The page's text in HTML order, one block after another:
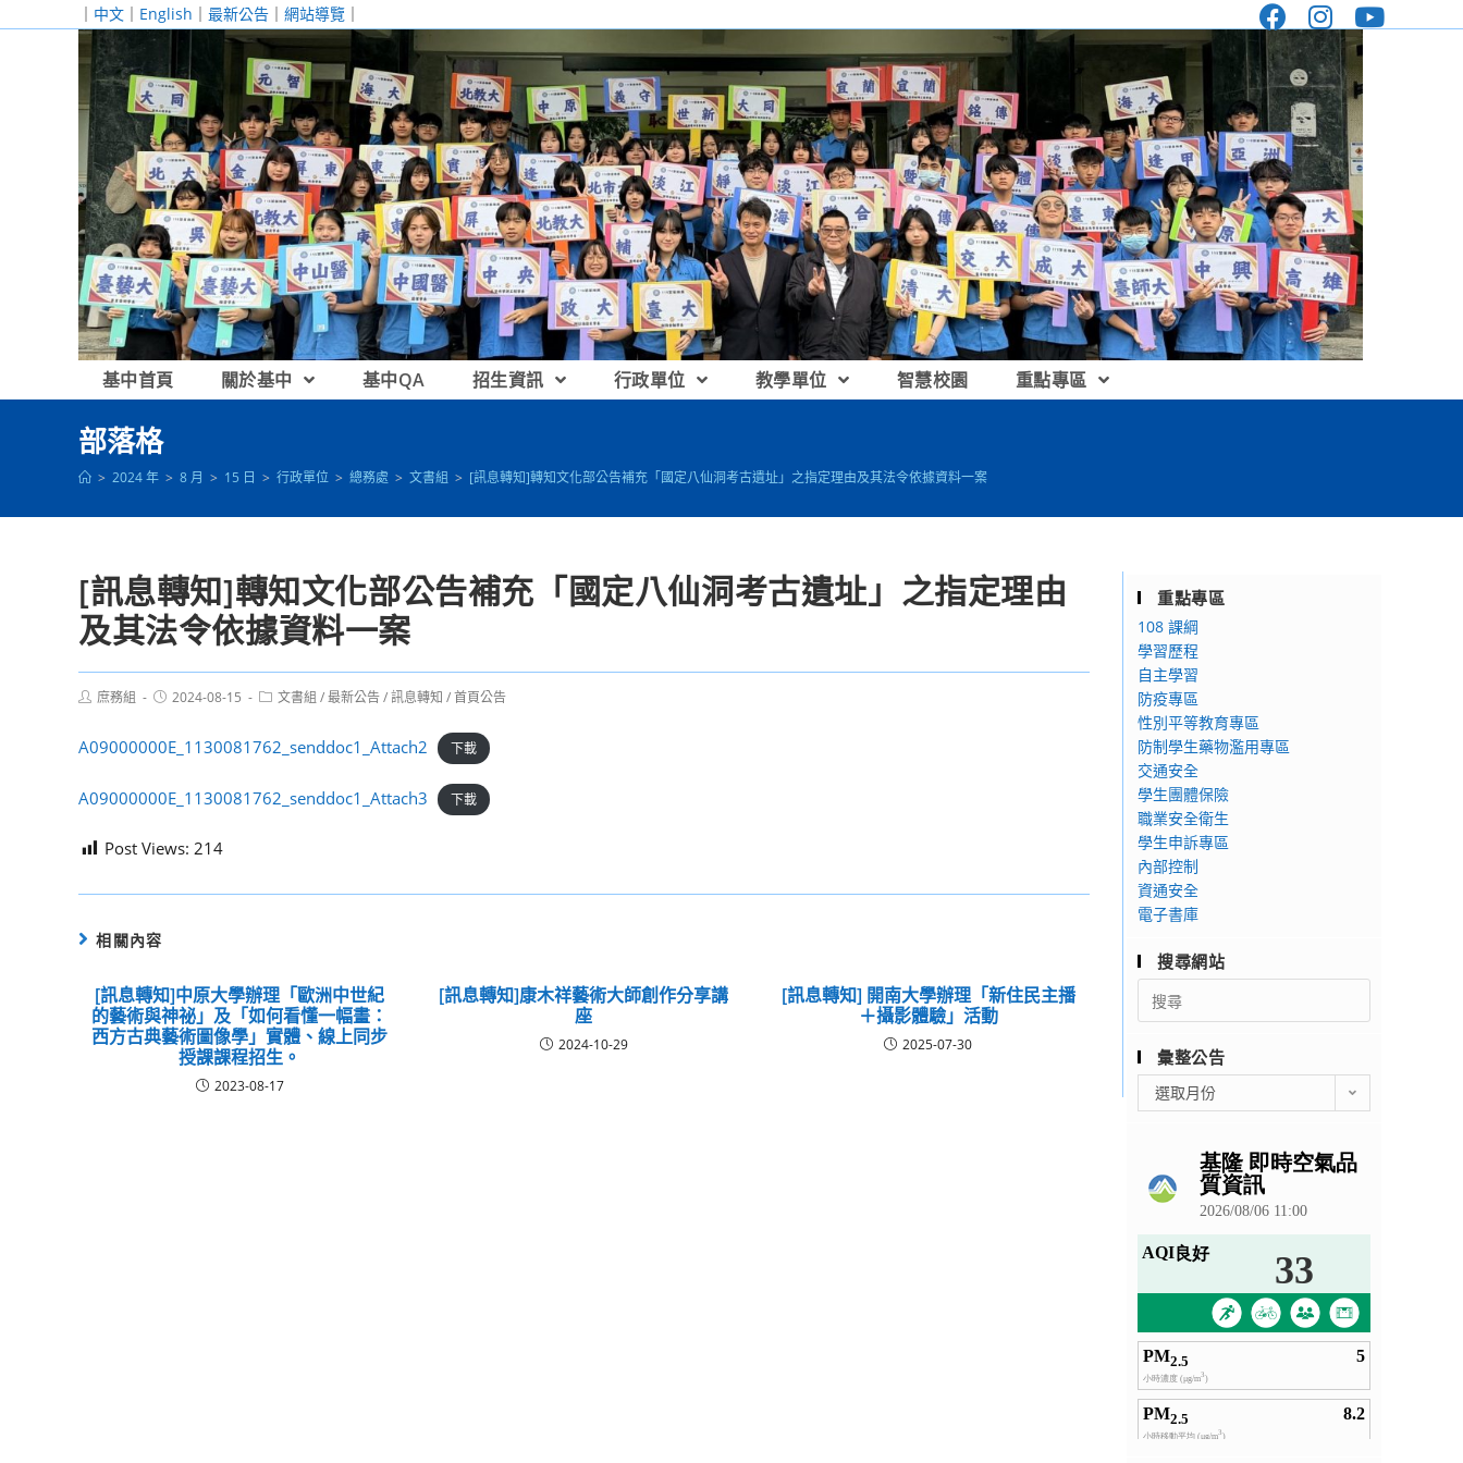
｜ 中文 ｜ English ｜ 最新公告 ｜ 網站導覽 ｜
基中首頁 關於基中 基中QA 招生資訊 行政單位 教學單位 智慧校園 重點專區
部落格
> 2024 年 > 8 月 > 15 日 > 行政單位 > 總務處 > 文書組 > [訊息轉知]轉知文化部公告補充「國定八仙洞考古遺址」之指定理由及其法令依據資料一案
[訊息轉知]轉知文化部公告補充「國定八仙洞考古遺址」之指定理由
及其法令依據資料一案
Post庶務組
Post2024-08-15
Post文書組 /最新公告/訊息轉知 /首頁公告
A09000000E_1130081762_senddoc1_Attach2 下載
A09000000E_1130081762_senddoc1_Attach3 下載
Post Views: 214
相關內容
[訊息轉知]中原大學辦理「歐洲中世紀
的藝術與神祕」及「如何看懂一幅畫：
西方古典藝術圖像學」實體、線上同步
授課課程招生。
2023-08-17
[訊息轉知]康木祥藝術大師創作分享講
座
2024-10-29
[訊息轉知] 開南大學辦理「新住民主播
＋攝影體驗」活動
2025-07-30
重點專區
108 課綱
學習歷程
自主學習
防疫專區
性別平等教育專區
防制學生藥物濫用專區
交通安全
學生團體保險
職業安全衛生
學生申訴專區
內部控制
資通安全
電子書庫
搜尋網站
Search
for:
彙整公告
整
選取月份